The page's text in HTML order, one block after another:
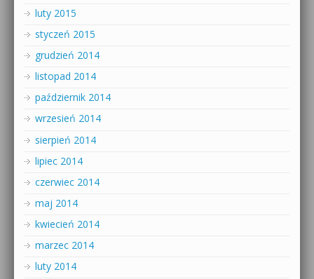
luty 2015
styczeń 2015
grudzień 2014
listopad 2014
październik 2014
wrzesień 2014
sierpień 2014
lipiec 2014
czerwiec 2014
maj 2014
kwiecień 2014
marzec 2014
luty 2014